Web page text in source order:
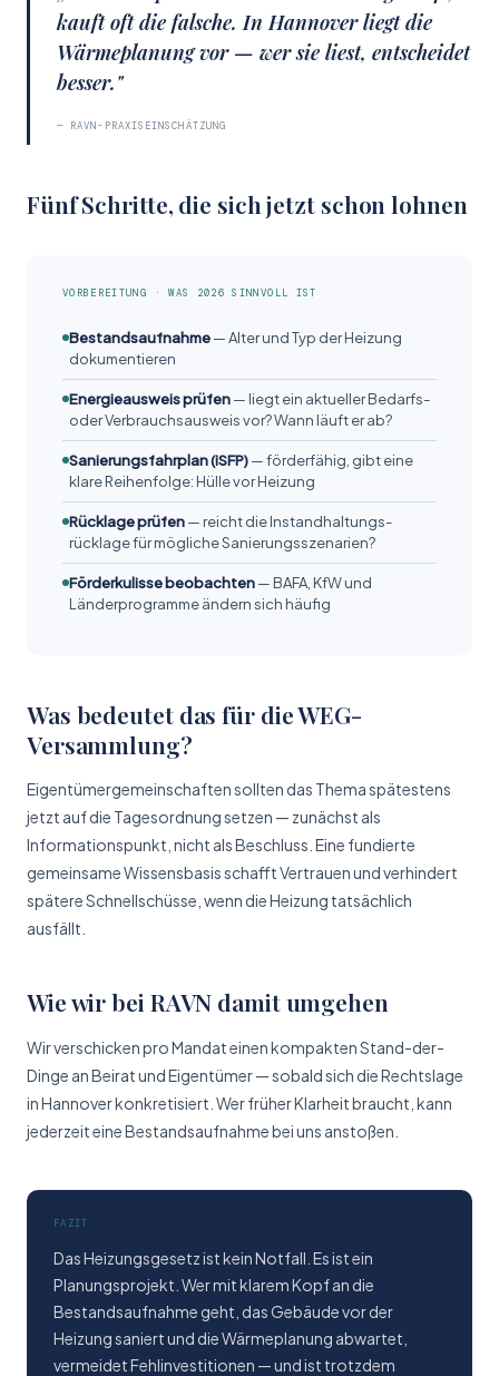
kauft oft die falsche. In Hannover liegt die
Wärme­planung vor — wer sie liest, entscheidet
besser."
— RAVN-PRAXISEINSCHÄTZUNG
Fünf Schritte, die sich jetzt schon lohnen
VORBEREITUNG · WAS 2026 SINNVOLL IST
Bestandsaufnahme— Alter und Typ der Heizung
dokumentieren
Energieausweis prüfen— liegt ein aktueller Bedarfs-
oder Verbrauchsausweis vor? Wann läuft er ab?
Sanierungsfahrplan (iSFP)— förderfähig, gibt eine
klare Reihenfolge: Hülle vor Heizung
Rücklage prüfen— reicht die Instandhaltungs­
rücklage für mögliche Sanierungs­szenarien?
Förderkulisse beobachten— BAFA, KfW und
Länderprogramme ändern sich häufig
Was bedeutet das für die WEG-
Versammlung?
Eigentümer­gemeinschaften sollten das Thema spätestens
jetzt auf die Tagesordnung setzen — zunächst als
Informationspunkt, nicht als Beschluss. Eine fundierte
gemeinsame Wissens­basis schafft Vertrauen und verhindert
spätere Schnellschüsse, wenn die Heizung tatsächlich
ausfällt.
Wie wir bei RAVN damit umgehen
Wir verschicken pro Mandat einen kompakten Stand-der-
Dinge an Beirat und Eigentümer — sobald sich die Rechtslage
in Hannover konkretisiert. Wer früher Klarheit braucht, kann
jederzeit eine Bestandsaufnahme bei uns anstoßen.
FAZIT
Das Heizungsgesetz ist kein Notfall. Es ist ein
Planungs­projekt. Wer mit klarem Kopf an die
Bestandsaufnahme geht, das Gebäude vor der
Heizung saniert und die Wärmeplanung abwartet,
vermeidet Fehlinvestitionen — und ist trotzdem